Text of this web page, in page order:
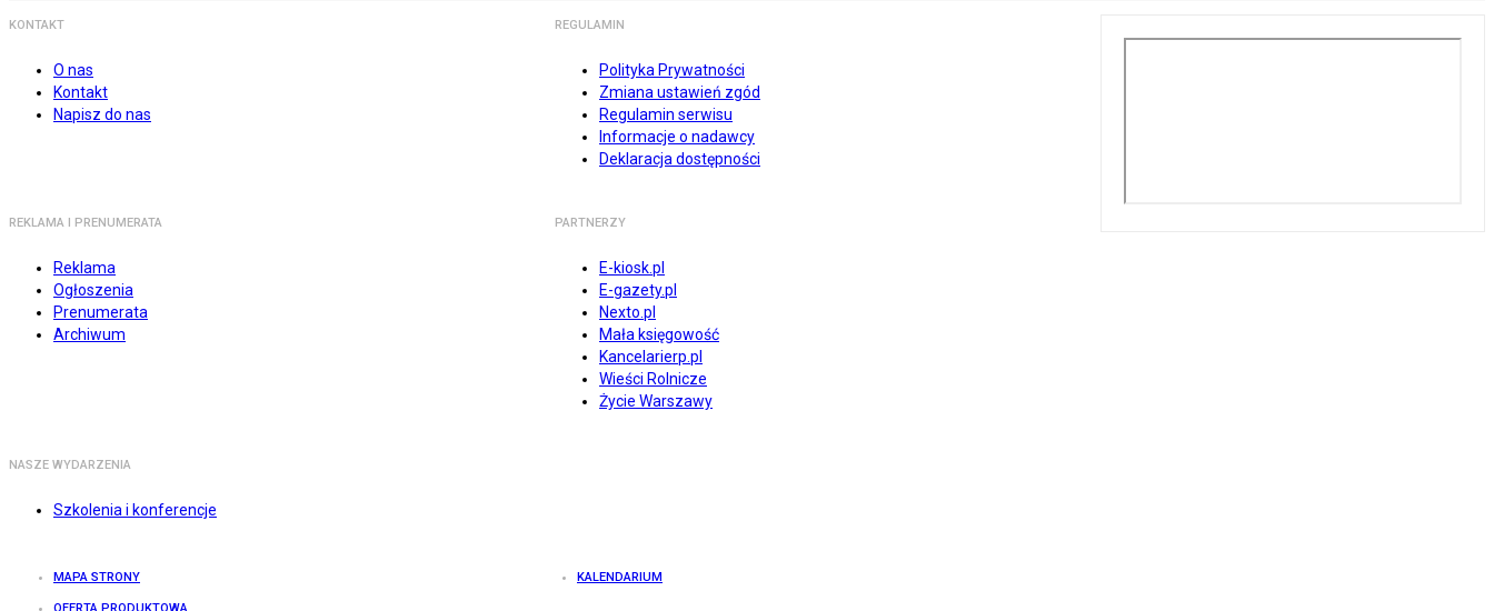
KONTAKT
O nas
Kontakt
Napisz do nas
REGULAMIN
Polityka Prywatności
Zmiana ustawień zgód
Regulamin serwisu
Informacje o nadawcy
Deklaracja dostępności
REKLAMA I PRENUMERATA
Reklama
Ogłoszenia
Prenumerata
Archiwum
PARTNERZY
E-kiosk.pl
E-gazety.pl
Nexto.pl
Mała księgowość
Kancelarierp.pl
Wieści Rolnicze
Życie Warszawy
NASZE WYDARZENIA
Szkolenia i konferencje
MAPA STRONY KALENDARIUM